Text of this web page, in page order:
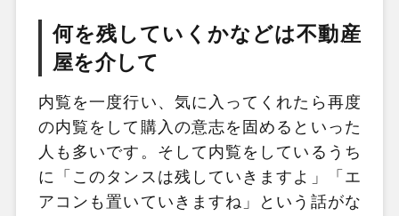
何を残していくかなどは不動産
屋を介して
内覧を一度行い、気に入ってくれたら再度
の内覧をして購入の意志を固めるといった
人も多いです。そして内覧をしているうち
に「このタンスは残していきますよ」「エ
アコンも置いていきますね」という話がな